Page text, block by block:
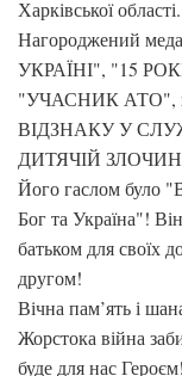
Харківської області.
Нагороджений
УКРАЇНІ", "15
"УЧАСНИК АТО",
ВІДЗНАКУ У
ДИТЯЧІЙ
Його гаслом було
Бог та Україна"!
батьком для своїх
другом!
Вічна пам’ять і
Жорстока війна
буде для нас